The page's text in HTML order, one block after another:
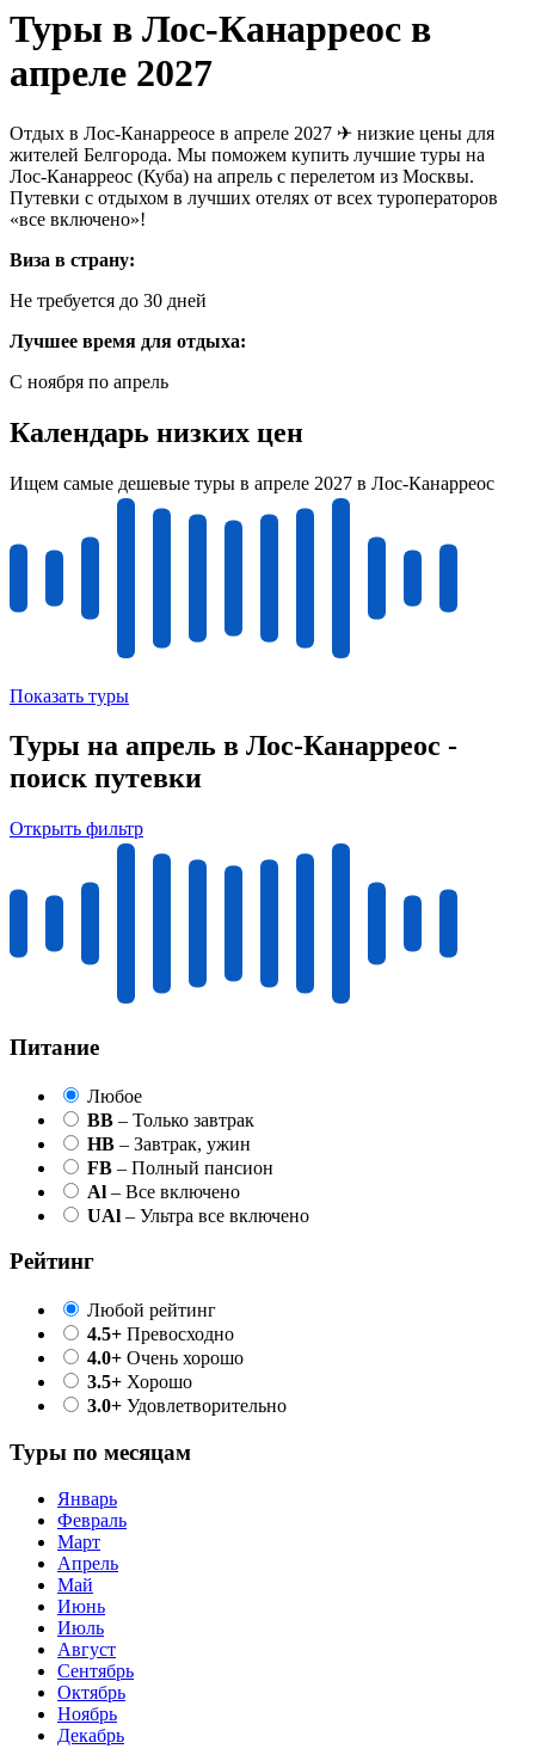
Туры в Лос-Канарреос в
апреле 2027
Отдых в Лос-Канарреосе в апреле 2027 ✈ низкие цены для
жителей Белгорода. Мы поможем купить лучшие туры на
Лос-Канарреос (Куба) на апрель с перелетом из Москвы.
Путевки с отдыхом в лучших отелях от всех туроператоров
«все включено»!
Виза в страну:
Не требуется до 30 дней
Лучшее время для отдыха:
С ноября по апрель
Календарь низких цен
Ищем самые дешевые туры в апреле 2027 в Лос-Канарреос
Показать туры
Туры на апрель в Лос-Канарреос -
поиск путевки
Открыть фильтр
Питание
Любое
BB – Только завтрак
HB – Завтрак, ужин
FB – Полный пансион
Al – Все включено
UAl – Ультра все включено
Рейтинг
Любой рейтинг
4.5+ Превосходно
4.0+ Очень хорошо
3.5+ Хорошо
3.0+ Удовлетворительно
Туры по месяцам
Январь
Февраль
Март
Апрель
Май
Июнь
Июль
Август
Сентябрь
Октябрь
Ноябрь
Декабрь